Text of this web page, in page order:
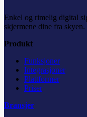
Enkel og rimelig digital
skjermene dine fra skyen.
Produkt
Funksjoner
Integrasjoner
Plattformer
Priser
Bransjer